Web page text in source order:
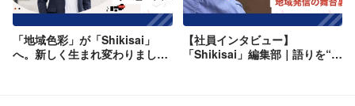
「地域色彩」が「Shikisai」
へ。新しく生まれ変わりまし
【社員インタビュー】
「Shikisai」編集部｜語りを“か